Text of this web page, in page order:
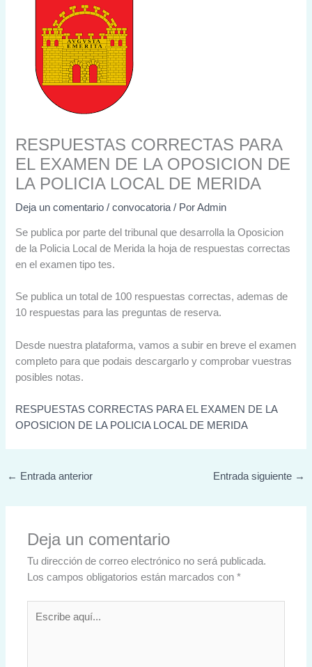
RESPUESTAS CORRECTAS PARA
EL EXAMEN DE LA OPOSICION DE
LA POLICIA LOCAL DE MERIDA
Deja un comentario /convocatoria / PorAdmin
Se publica por parte del tribunal que desarrolla la Oposicion
de la Policia Local de Merida la hoja de respuestas correctas
en el examen tipo tes.
Se publica un total de 100 respuestas correctas, ademas de
10 respuestas para las preguntas de reserva.
Desde nuestra plataforma, vamos a subir en breve el examen
completo para que podais descargarlo y comprobar vuestras
posibles notas.
RESPUESTAS CORRECTAS PARA EL EXAMEN DE LA
OPOSICION DE LA POLICIA LOCAL DE MERIDA
← Entrada anterior Entrada siguiente →
Deja un comentario
Tu dirección de correo electrónico no será publicada.
Los campos obligatorios están marcados con*
aquí...